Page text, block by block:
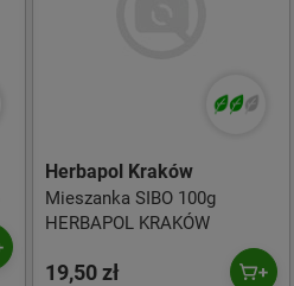
Herbapol Kraków
Mieszanka SIBO 100g
HERBAPOL KRAKÓW
19,50 zł